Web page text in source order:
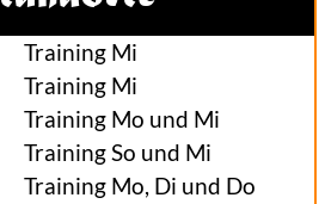
Training Mi
Training Mi
Training Mo und Mi
Training So und Mi
Training Mo, Di und Do